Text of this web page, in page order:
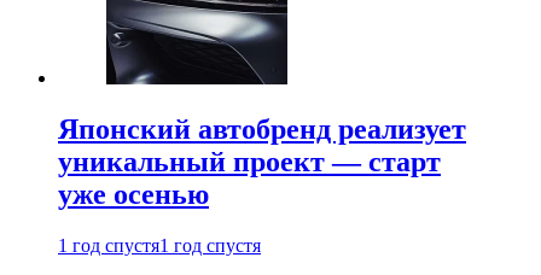
Японский автобренд реализует
уникальный проект — старт
уже осенью
1 год спустя1 год спустя